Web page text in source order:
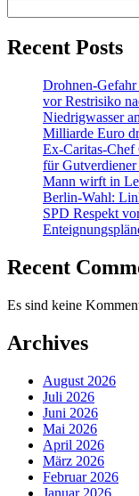
Recent Posts
Drohnen-
vor Restrisiko
Niedrigwasser
Milliarde Euro
Ex-Caritas-Chef
für
Mann wirft in
Berlin-Wahl:
SPD Respekt
Recent
Es sind keine
Archives
August 2026
Juli 2026
Juni 2026
Mai 2026
April 2026
März 2026
Februar 2026
Januar 2026